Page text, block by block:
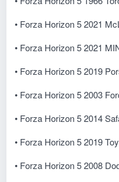
• Forza Horizon 5 2021
• Forza Horizon 5 2021
• Forza Horizon 5 2019
• Forza Horizon 5 2003
• Forza Horizon 5 2014
• Forza Horizon 5 2019
• Forza Horizon 5 2008